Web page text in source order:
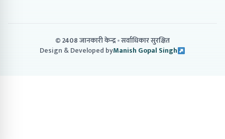
© 2408 जानकारी केन्द्र सर्वाधिकार सुरक्षित
Design & Developed byManish Gopal Singh